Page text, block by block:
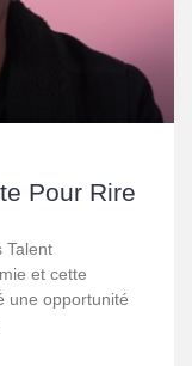
Pour Rire
Talent
et cette
une opportunité